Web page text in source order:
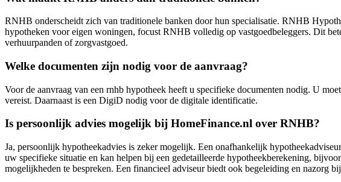
RNHB onderscheidt zich van traditionele banken door hun specialisatie. RNHB
hypotheken voor eigen woningen, focust RNHB volledig op vastgoedbeleggers. Dit
verhuurpanden of zorgvastgoed.
Welke documenten zijn nodig voor de aanvraag?
Voor de aanvraag van een rnhb hypotheek heeft u specifieke documenten nodig. U
vereist. Daarnaast is een DigiD nodig voor de digitale identificatie.
Is persoonlijk advies mogelijk bij HomeFinance.nl over RNHB?
Ja, persoonlijk hypotheekadvies is zeker mogelijk. Een onafhankelijk
uw specifieke situatie en kan helpen bij een gedetailleerde hypotheekberekening,
mogelijkheden te bespreken. Een financieel adviseur biedt ook begeleiding en nazorg